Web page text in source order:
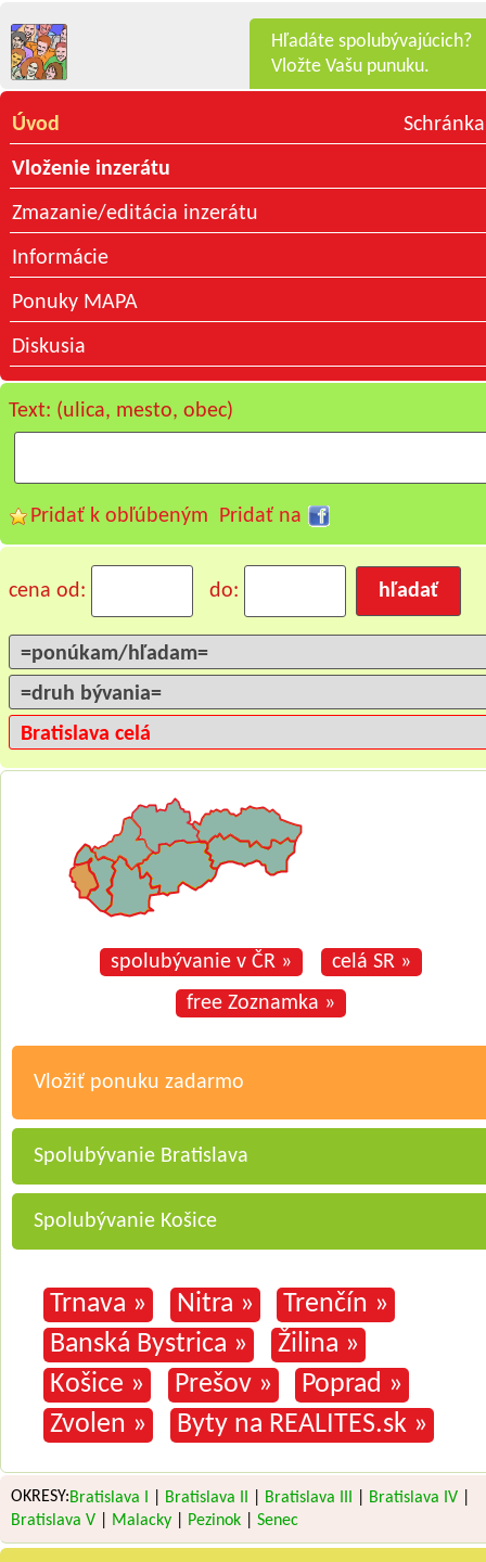
Hľadáte spolubývajúcich?
Vložte Vašu punuku.
Úvod
Vloženie inzerátu
Zmazanie/editácia inzerátu
Informácie
Ponuky MAPA
Diskusia
Text: (ulica, mesto, obec)
Pridať k obľúbeným Pridať na
cena od: do:
spolubývanie v ČR »
celá SR »
free Zoznamka »
Vložiť ponuku zadarmo
Spolubývanie Bratislava
Spolubývanie Košice
Trnava » Nitra »
Trenčín »
Banská Bystrica »
Žilina »
Košice »
Prešov »
Poprad »
Zvolen »
Byty na REALITES.sk »
OKRESY:Bratislava I Bratislava II Bratislava III Bratislava IV
Bratislava V
Malacky Pezinok Senec